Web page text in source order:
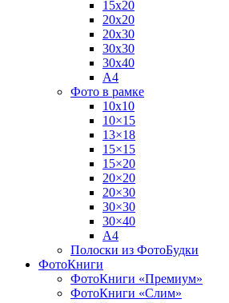
15х20
20х20
20х30
30х30
30х40
А4
Фото в рамке
10х10
10×15
13×18
15×15
15×20
20×20
20×30
30×30
30×40
A4
Полоски из ФотоБудки
ФотоКниги
ФотоКниги «Премиум»
ФотоКниги «Слим»